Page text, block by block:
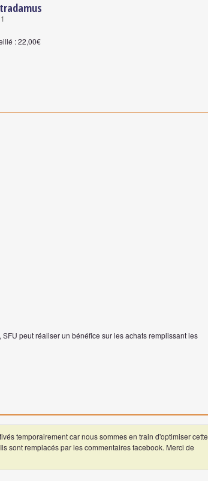
: 22,00€
peut réaliser un bénéfice sur les achats remplissant les
temporairement car nous sommes en train d'optimiser cette
sont remplacés par les commentaires facebook. Merci de